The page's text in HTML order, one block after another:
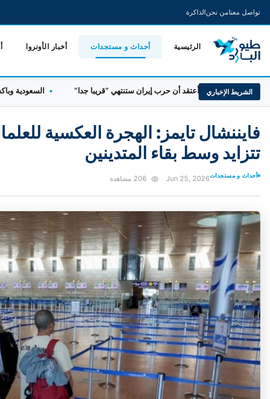
تواصل معنامن نحنالذاكرة
الرئيسية أحداث و مستجدات أخبار الأونروا
الشريط الإخباري
ترامب: أعتقد أن حرب إيران ستنتهي “قريبا جدا” السعودية وباكستان
فايننشال تايمز: الهجرة العكسية
تتزايد وسط بقاء المتدينين
أحداث و مستجداتJun 25, 2026